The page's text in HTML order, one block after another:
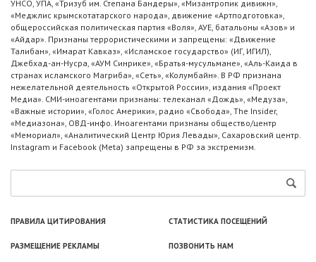
УНСО, УПА, «Тризуб им. Степана Бандеры», «Мизантропик дивижн»,
«Меджлис крымскотатарского народа», движение «Артподготовка»,
общероссийская политическая партия «Воля», АУЕ, батальоны «Азов» и
«Айдар». Признаны террористическими и запрещены: «Движение
Талибан», «Имарат Кавказ», «Исламское государство» (ИГ, ИГИЛ),
Джебхад-ан-Нусра, «АУМ Синрике», «Братья-мусульмане», «Аль-Каида в
странах исламского Магриба», «Сеть», «Колумбайн». В РФ признана
нежелательной деятельность «Открытой России», издания «Проект
Медиа». СМИ-иноагентами признаны: телеканал «Дождь», «Медуза»,
«Важные истории», «Голос Америки», радио «Свобода», The Insider,
«Медиазона», ОВД-инфо. Иноагентами признаны общество/центр
«Мемориал», «Аналитический Центр Юрия Левады», Сахаровский центр.
Instagram и Facebook (Metа) запрещены в РФ за экстремизм.
ПРАВИЛА ЦИТИРОВАНИЯ СТАТИСТИКА ПОСЕЩЕНИЙ
РАЗМЕЩЕНИЕ РЕКЛАМЫ ПОЗВОНИТЬ НАМ